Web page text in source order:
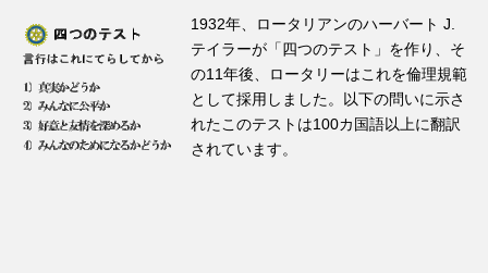
1932年、ロータリアンのハーバート J.
テイラーが「四つのテスト」を作り、そ
の11年後、ロータリーはこれを倫理規範
として採用しました。以下の問いに示さ
れたこのテストは100カ国語以上に翻訳
されています。